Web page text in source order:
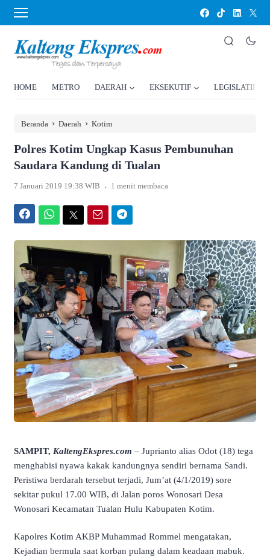
HOME METRO DAERAH EKSEKUTIF LEGISLATIF
Beranda › Daerah › Kotim
Polres Kotim Ungkap Kasus Pembunuhan
Saudara Kandung di Tualan
7 Januari 2019 19:38 WIB . 1 menit membaca
SAMPIT, KaltengEkspres.com – Juprianto alias Odot (18) tega
menghabisi nyawa kakak kandungnya sendiri bernama Sandi.
Peristiwa berdarah tersebut terjadi, Jum’at (4/1/2019) sore
sekitar pukul 17.00 WIB, di Jalan poros Wonosari Desa
Wonosari Kecamatan Tualan Hulu Kabupaten Kotim.
Kapolres Kotim AKBP Muhammad Rommel mengatakan,
Kejadian bermula saat korban pulang dalam keadaan mabuk.